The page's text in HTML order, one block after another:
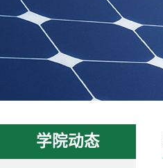
学院动态